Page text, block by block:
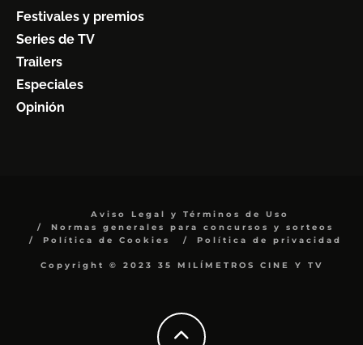
Festivales y premios
Series de TV
Trailers
Especiales
Opinión
Aviso Legal y Términos de Uso
Normas generales para concursos y sorteos
Política de Cookies
Política de privacidad
Copyright © 2023 35 MILÍMETROS CINE Y TV